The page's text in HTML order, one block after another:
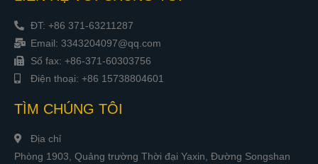
ĐT: +86 371-63211287
Email: 3343204097@qq.com
Số fax: +86-371-60303756
Điện thoại: +86 15738804601
TÌM CHÚNG TÔI
Địa chỉ
Phòng 1903, Quảng trường Thời đại Yaxin, Đường Songshan